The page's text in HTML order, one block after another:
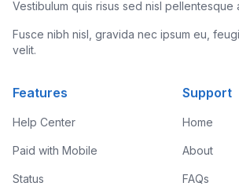
Vestibulum quis risus sed nisl pellentesque
Fusce nibh nisl, gravida nec ipsum eu,
velit.
Features
Help Center
Paid with Mobile
Status
Support
Home
About
FAQs